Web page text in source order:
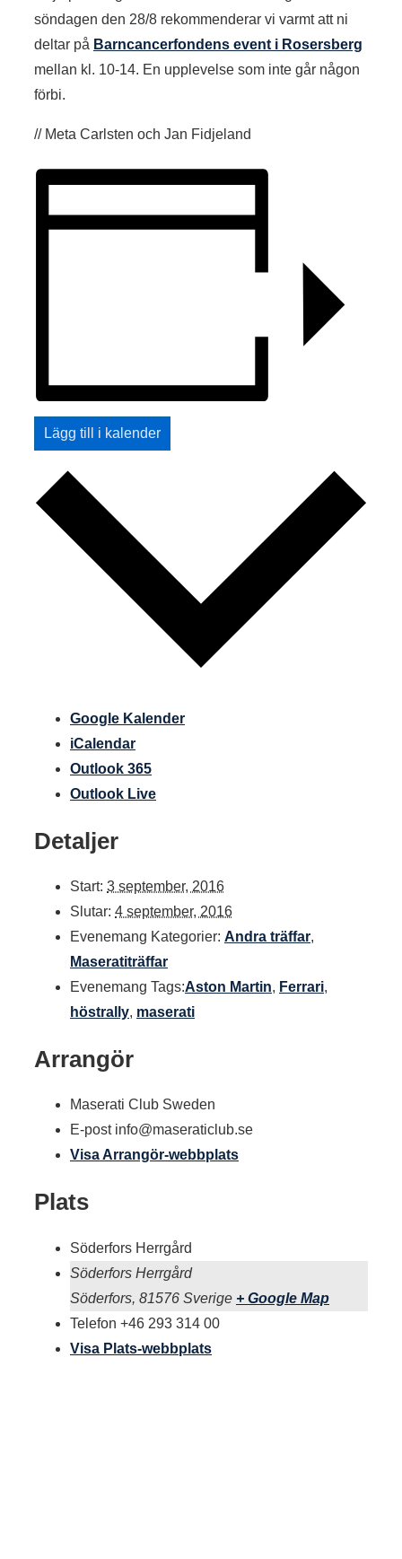
söndagen den 28/8 rekommenderar vi varmt att ni
deltar på Barncancerfondens event i Rosersberg
mellan kl. 10-14. En upplevelse som inte går någon
förbi.
// Meta Carlsten och Jan Fidjeland
Lägg till i kalender
Google Kalender
iCalendar
Outlook 365
Outlook Live
Detaljer
Start: 3 september, 2016
Slutar: 4 september, 2016
Evenemang Kategorier: Andra träffar,
Maseratiträffar
Evenemang Tags:Aston Martin, Ferrari,
höstrally, maserati
Arrangör
Maserati Club Sweden
E-post info@maseraticlub.se
Visa Arrangör-webbplats
Plats
Söderfors Herrgård
Söderfors Herrgård
Söderfors, 81576 Sverige + Google Map
Telefon +46 293 314 00
Visa Plats-webbplats